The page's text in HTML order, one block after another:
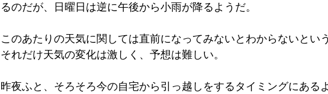
るのだが、日曜日は逆に午後から小雨が降るようだ。
このあたりの天気に関しては直前になってみないとわからないとい
それだけ天気の変化は激しく、予想は難しい。
昨夜ふと、そろそろ今の自宅から引っ越しをするタイミングにある